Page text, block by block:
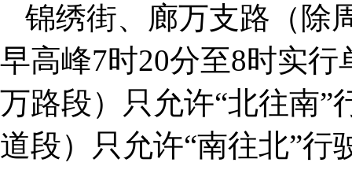
锦绣街、‌廊万支路（除
早高峰7时20分至8时实
万路段）只允许“北往南”
道段）只允许“南往北”行